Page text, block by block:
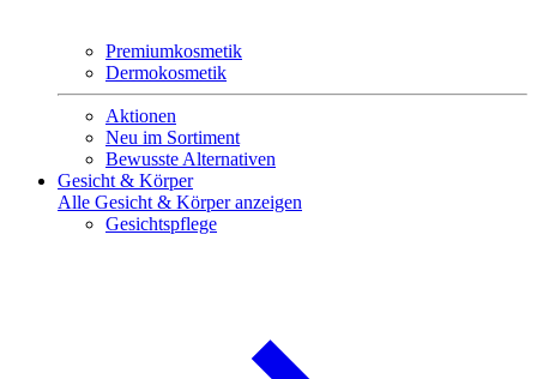
Premiumkosmetik
Dermokosmetik
Aktionen
Neu im Sortiment
Bewusste Alternativen
Gesicht & Körper
Alle Gesicht & Körper anzeigen
Gesichtspflege